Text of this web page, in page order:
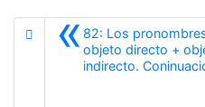
«82: Los
objeto directo +
indirecto.